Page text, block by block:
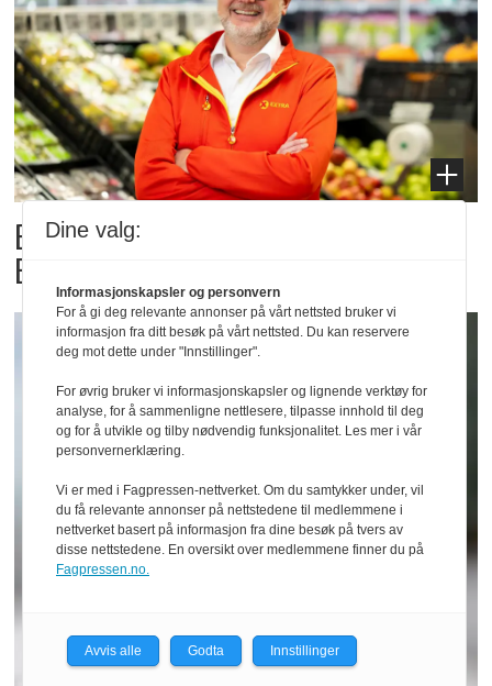
Billigbonanza da Norge slo
Elfenbenkysten
Dine valg:
Informasjonskapsler og personvern
For å gi deg relevante annonser på vårt nettsted bruker vi
informasjon fra ditt besøk på vårt nettsted. Du kan reservere
deg mot dette under "Innstillinger".
For øvrig bruker vi informasjonskapsler og lignende verktøy for
analyse, for å sammenligne nettlesere, tilpasse innhold til deg
og for å utvikle og tilby nødvendig funksjonalitet. Les mer i vår
personvernerklæring.
Vi er med i Fagpressen-nettverket. Om du samtykker under, vil
du få relevante annonser på nettstedene til medlemmene i
nettverket basert på informasjon fra dine besøk på tvers av
disse nettstedene. En oversikt over medlemmene finner du på
Fagpressen.no.
Avvis alle Godta Innstillinger